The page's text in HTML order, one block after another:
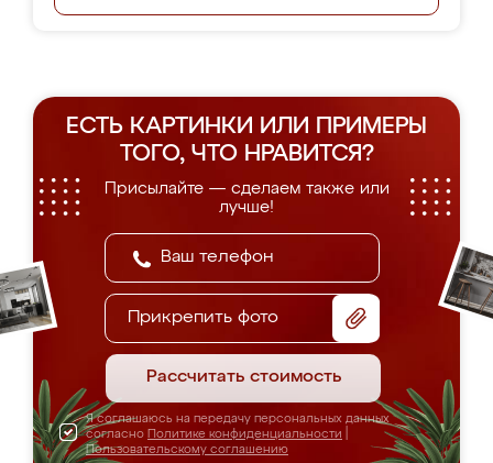
ЕСТЬ КАРТИНКИ ИЛИ ПРИМЕРЫ
ТОГО, ЧТО НРАВИТСЯ?
Присылайте — сделаем также или
лучше!
Прикрепить фото
Рассчитать стоимость
Я соглашаюсь на передачу персональных данных
согласно Политике конфиденциальности
Пользовательскому соглашению